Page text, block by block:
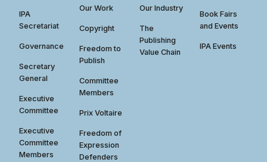
IPA
Secretariat
Governance
Secretary
General
Executive
Committee
Executive
Committee
Members
Our Work
Copyright
Freedom to
Publish
Committee
Members
Prix Voltaire
Freedom of
Expression
Defenders
Our Industry
The
Publishing
Value Chain
Book Fairs
and Events
IPA Events